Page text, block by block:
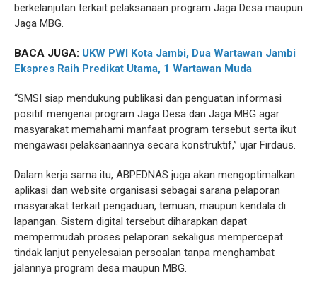
berkelanjutan terkait pelaksanaan program Jaga Desa maupun
Jaga MBG.
BACA JUGA: UKW PWI Kota Jambi, Dua Wartawan Jambi
Ekspres Raih Predikat Utama, 1 Wartawan Muda
“SMSI siap mendukung publikasi dan penguatan informasi
positif mengenai program Jaga Desa dan Jaga MBG agar
masyarakat memahami manfaat program tersebut serta ikut
mengawasi pelaksanaannya secara konstruktif,” ujar Firdaus.
Dalam kerja sama itu, ABPEDNAS juga akan mengoptimalkan
aplikasi dan website organisasi sebagai sarana pelaporan
masyarakat terkait pengaduan, temuan, maupun kendala di
lapangan. Sistem digital tersebut diharapkan dapat
mempermudah proses pelaporan sekaligus mempercepat
tindak lanjut penyelesaian persoalan tanpa menghambat
jalannya program desa maupun MBG.